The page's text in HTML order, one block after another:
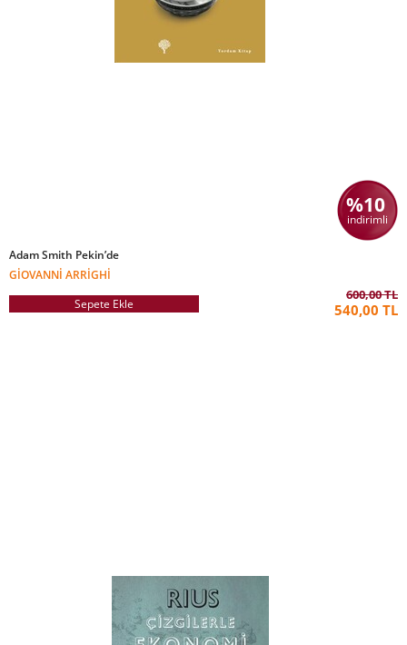
%10
indirimli
Adam Smith Pekin’de
GIOVANNI ARRIGHI
Sepete Ekle
600,00 TL
540,00 TL